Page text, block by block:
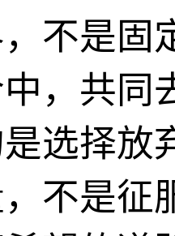
不是固
，共同
选择放
不是征